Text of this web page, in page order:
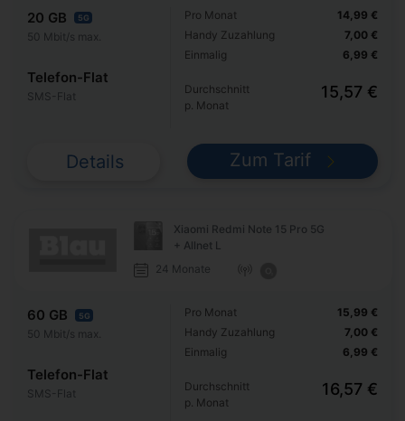
20 GB 5G
50 Mbit/s max.
Telefon-Flat
SMS-Flat
Pro Monat
Handy Zuzahlung
Einmalig
14,99 €
7,00 €
6,99 €
Durchschnitt
p. Monat
15,57 €
Details Zum Tarif
Xiaomi Redmi Note 15 Pro 5G
+ Allnet L
24 Monate
60 GB 5G
50 Mbit/s max.
Telefon-Flat
SMS-Flat
Pro Monat
Handy Zuzahlung
Einmalig
15,99 €
7,00 €
6,99 €
Durchschnitt
p. Monat
16,57 €